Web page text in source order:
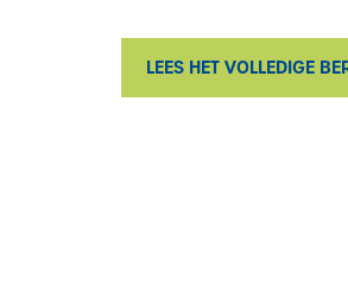
LEES HET VOLLEDIGE